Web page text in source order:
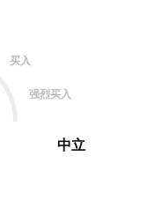
买入
强烈买入
中立